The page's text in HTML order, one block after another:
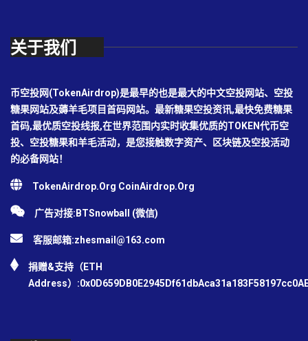
关于我们
币空投网(TokenAirdrop)是最早的也是最大的中文空投网站、空投
糖果网站及薅羊毛项目首码网站。最新糖果空投资讯,最快免费糖果
首码,最优质空投线报,在世界范围内实时收集优质的TOKEN代币空
投、空投糖果和羊毛活动，是您接触数字资产、区块链及空投活动
的必备网站！
TokenAirdrop.Org CoinAirdrop.Org
广告对接:BTSnowball (微信)
客服邮箱:zhesmail@163.com
捐赠&支持（ETH
Address）